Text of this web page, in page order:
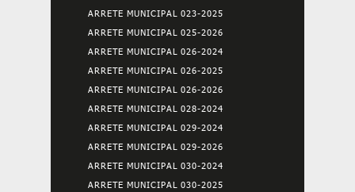
ARRETE MUNICIPAL 023-2025
ARRETE MUNICIPAL 025-2026
ARRETE MUNICIPAL 026-2024
ARRETE MUNICIPAL 026-2025
ARRETE MUNICIPAL 026-2026
ARRETE MUNICIPAL 028-2024
ARRETE MUNICIPAL 029-2024
ARRETE MUNICIPAL 029-2026
ARRETE MUNICIPAL 030-2024
ARRETE MUNICIPAL 030-2025